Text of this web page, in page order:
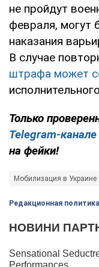
не пройдут
февраля,
наказания
В случае
штрафа может
Только
Telegram-канале
на фейки!
Мобилизация в Украине
Редакционная политика